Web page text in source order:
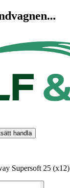
handla
Supersoft 25 (x12)